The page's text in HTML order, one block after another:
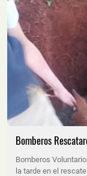
Bomberos
Bomberos
la tarde en el